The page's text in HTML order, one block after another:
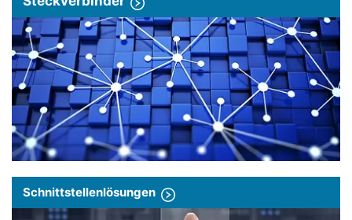
Schnittstellenlösungen